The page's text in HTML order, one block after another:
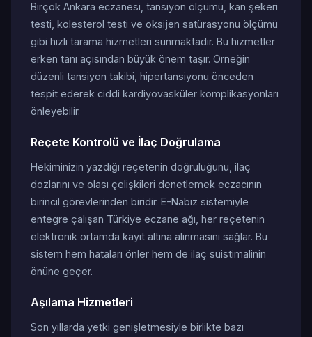
Birçok Ankara eczanesi, tansiyon ölçümü, kan şekeri
testi, kolesterol testi ve oksijen satürasyonu ölçümü
gibi hızlı tarama hizmetleri sunmaktadır. Bu hizmetler
erken tanı açısından büyük önem taşır. Örneğin
düzenli tansiyon takibi, hipertansiyonu önceden
tespit ederek ciddi kardiyovasküler komplikasyonları
önleyebilir.
Reçete Kontrolü ve İlaç Doğrulama
Hekiminizin yazdığı reçetenin doğruluğunu, ilaç
dozlarını ve olası çelişkileri denetlemek eczacının
birincil görevlerinden biridir. E-Nabız sistemiyle
entegre çalışan Türkiye eczane ağı, her reçetenin
elektronik ortamda kayıt altına alınmasını sağlar. Bu
sistem hem hataları önler hem de ilaç suistimalinin
önüne geçer.
Aşılama Hizmetleri
Son yıllarda yetki genişletmesiyle birlikte bazı